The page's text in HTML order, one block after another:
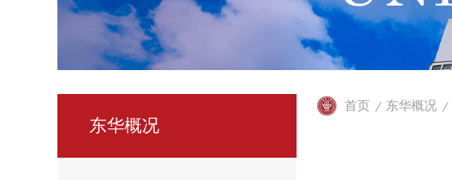
东华概况
首页 东华概况